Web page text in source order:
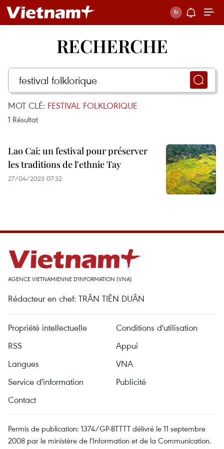
RECHERCHE
MOT CLÉ: FESTIVAL FOLKLORIQUE
1 Résultat
Lao Cai: un festival pour préserver
les traditions de l'ethnie Tay
27/04/2023 07:32
AGENCE VIETNAMIENNE D'INFORMATION (VNA)
Rédacteur en chef: TRÂN TIÊN DUÂN
Propriété intellectuelle
Conditions d'utilisation
RSS
Appui
Langues
VNA
Service d'information
Publicité
Contact
Permis de publication: 1374/GP-BTTTT délivré le 11 septembre
2008 par le ministère de l'Information et de la Communication.